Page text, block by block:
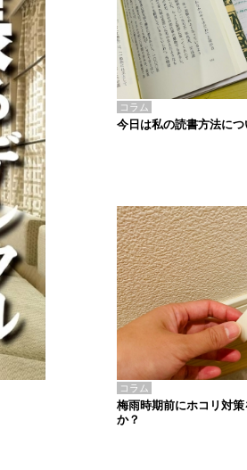
コラム
今日は私の読書方法につ
コラム
梅雨時期前にホコリ対
か？